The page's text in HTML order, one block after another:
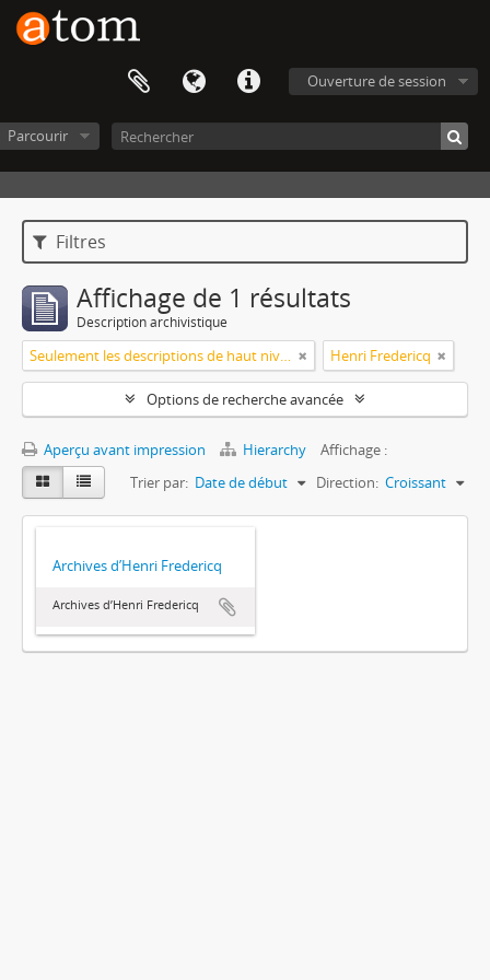
Ouverture de session
Parcourir
Filtres
Affichage de 1 résultats
Description archivistique
Seulement les descriptions de haut niveau Henri Fredericq
Options de recherche avancée
Aperçu avant impression Hierarchy
Affichage :
Trier par: Date de début Direction: Croissant
Archives d’Henri Fredericq
Archives d’Henri Fredericq